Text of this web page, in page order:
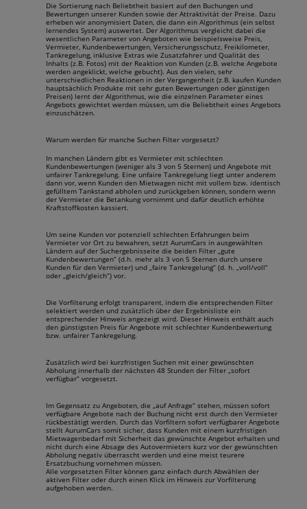
Die Sortierung nach Beliebtheit basiert auf den Buchungen und
Bewertungen unserer Kunden sowie der Attraktivität der Preise. Dazu
erheben wir anonymisiert Daten, die dann ein Algorithmus (ein selbst
lernendes System) auswertet. Der Algorithmus vergleicht dabei die
wesentlichen Parameter von Angeboten wie beispielsweise Preis,
Vermieter, Kundenbewertungen, Versicherungsschutz, Freikilometer,
Tankregelung, inklusive Extras wie Zusatzfahrer und Qualität des
Inhalts (z.B. Fotos) mit der Reaktion von Kunden (z.B. welche Angebote
werden angeklickt, welche gebucht). Aus den vielen, sehr
unterschiedlichen Reaktionen in der Vergangenheit (z.B. kaufen Kunden
hauptsächlich Produkte mit sehr guten Bewertungen oder günstigen
Preisen) lernt der Algorithmus, wie die einzelnen Parameter eines
Angebots gewichtet werden müssen, um die Beliebtheit eines Angebots
einzuschätzen.
Warum werden für manche Suchen Filter vorgesetzt?
In manchen Ländern gibt es Vermieter mit schlechten
Kundenbewertungen (weniger als 3 von 5 Sternen) und Angebote mit
unfairer Tankregelung. Eine unfaire Tankregelung liegt unter anderem
dann vor, wenn Kunden den Mietwagen nicht mit vollem bzw. identisch
gefülltem Tankstand abholen und zurückgeben können, sondern wenn
der Vermieter die Betankung vornimmt und dafür deutlich erhöhte
Kraftstoffkosten kassiert.
Um seine Kunden vor potenziell schlechten Erfahrungen beim
Vermieter vor Ort zu bewahren, setzt AurumCars in ausgewählten
Ländern auf der Suchergebnisseite die beiden Filter „gute
Kundenbewertungen“ (d.h. mehr als 3 von 5 Sternen durch unsere
Kunden für den Vermieter) und „faire Tankregelung“ (d. h. „voll/voll“
oder „gleich/gleich“) vor.
Die Vorfilterung erfolgt transparent, indem die entsprechenden Filter
selektiert werden und zusätzlich über der Ergebnisliste ein
entsprechender Hinweis angezeigt wird. Dieser Hinweis enthält auch
den günstigsten Preis für Angebote mit schlechter Kundenbewertung
bzw. unfairer Tankregelung.
Zusätzlich wird bei kurzfristigen Suchen mit einer gewünschten
Abholung innerhalb der nächsten 48 Stunden der Filter „sofort
verfügbar“ vorgesetzt.
Im Gegensatz zu Angeboten, die „auf Anfrage“ stehen, müssen sofort
verfügbare Angebote nach der Buchung nicht erst durch den Vermieter
rückbestätigt werden. Durch das Vorfiltern sofort verfügbarer Angebote
stellt AurumCars somit sicher, dass Kunden mit einem kurzfristigen
Mietwagenbedarf mit Sicherheit das gewünschte Angebot erhalten und
nicht durch eine Absage des Autovermieters kurz vor der gewünschten
Abholung negativ überrascht werden und eine meist teurere
Ersatzbuchung vornehmen müssen.
Alle vorgesetzten Filter können ganz einfach durch Abwählen der
aktiven Filter oder durch einen Klick im Hinweis zur Vorfilterung
aufgehoben werden.